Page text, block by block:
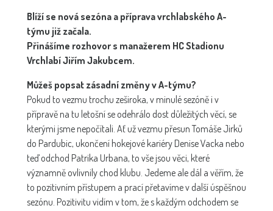
Blíží se nová sezóna a příprava vrchlabského A-
týmu již začala.
Přinášíme rozhovor s manažerem HC Stadionu
Vrchlabí Jiřím Jakubcem.
Můžeš popsat zásadní změny v A-týmu?
Pokud to vezmu trochu zeširoka, v minulé sezóně i v
přípravě na tu letošní se odehrálo dost důležitých věcí, se
kterými jsme nepočítali. Ať už vezmu přesun Tomáše Jirků
do Pardubic, ukončení hokejové kariéry Denise Vacka nebo
teď odchod Patrika Urbana, to vše jsou věci, které
významně ovlivnily chod klubu. Jedeme ale dál a věřím, že
to pozitivním přístupem a prací přetavíme v další úspěšnou
sezónu. Pozitivitu vidím v tom, že s každým odchodem se